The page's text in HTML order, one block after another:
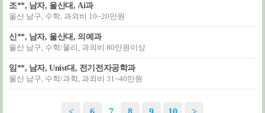
조**, 남자, 울산대, Ai과
울산 남구, 수학, 과외비 10~20만원
신**, 남자, 울산대, 의예과
울산 남구, 수학/물리, 과외비 80만원이상
임**, 남자, Unist대, 전기전자공학과
울산 남구, 수학/과학, 과외비 31~40만원